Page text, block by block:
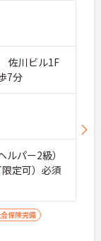
♪
佐川ビル1F
7分
パー2級）
定可）必須
保険完備